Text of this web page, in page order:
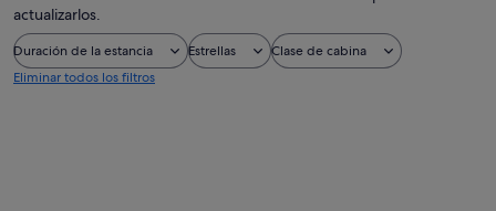
actualizarlos.
Duración de la estancia Estrellas
Clase de cabina
Eliminar todos los filtros